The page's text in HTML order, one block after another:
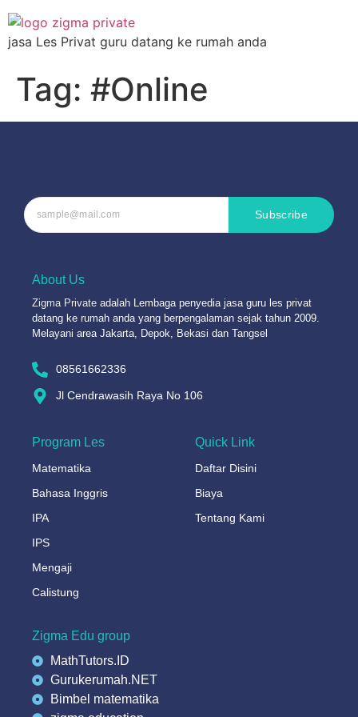
jasa Les Privat guru datang ke rumah anda
Tag: #Online
Subscribe
About Us
Zigma Private adalah Lembaga penyedia jasa guru les privat
datang ke rumah anda yang berpengalaman sejak tahun 2009.
Melayani area Jakarta, Depok, Bekasi dan Tangsel
08561662336
Jl Cendrawasih Raya No 106
Program Les
Matematika
Bahasa Inggris
IPA
IPS
Mengaji
Calistung
Quick Link
Daftar Disini
Biaya
Tentang Kami
Zigma Edu group
MathTutors.ID
Gurukerumah.NET
Bimbel matematika